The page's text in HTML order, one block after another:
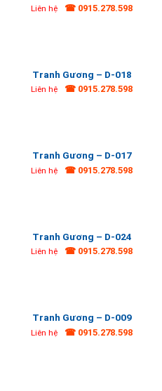
Liên hệ ☎ 0915.278.598
Tranh Gương – D-018
Liên hệ ☎ 0915.278.598
Tranh Gương – D-017
Liên hệ ☎ 0915.278.598
Tranh Gương – D-024
Liên hệ ☎ 0915.278.598
Tranh Gương – D-009
Liên hệ ☎ 0915.278.598